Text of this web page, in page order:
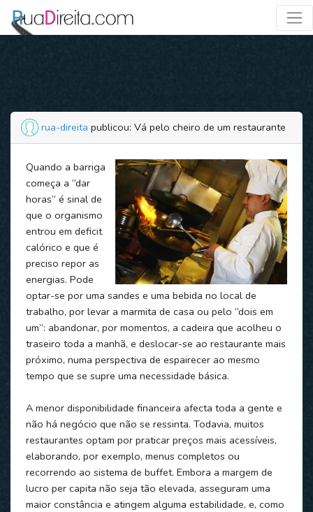
rua-direita publicou: Vá pelo cheiro de um restaurante
Quando a barriga
começa a “dar
horas” é sinal de
que o organismo
entrou em deficit
calórico e que é
preciso repor as
energias. Pode
optar-se por uma sandes e uma bebida no local de
trabalho, por levar a marmita de casa ou pelo “dois em
um”: abandonar, por momentos, a cadeira que acolheu o
traseiro toda a manhã, e deslocar-se ao restaurante mais
próximo, numa perspectiva de espairecer ao mesmo
tempo que se supre uma necessidade básica.
A menor disponibilidade financeira afecta toda a gente e
não há negócio que não se ressinta. Todavia, muitos
restaurantes optam por praticar preços mais acessíveis,
elaborando, por exemplo, menus completos ou
recorrendo ao sistema de buffet. Embora a margem de
lucro per capita não seja tão elevada, asseguram uma
maior constância e atingem alguma estabilidade, e, como